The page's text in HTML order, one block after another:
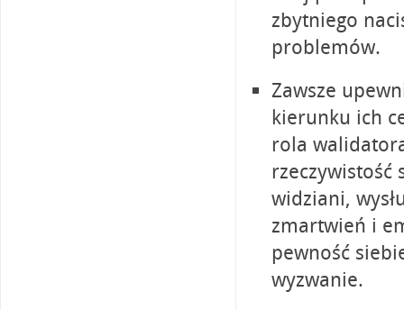
zbytniego
problemów.
Zawsze
kierunku ich
rola
rzeczywistość
widziani,
zmartwień i
pewność
wyzwanie.